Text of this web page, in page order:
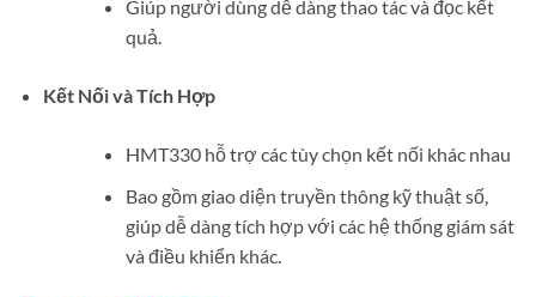
Giúp người dùng dễ dàng thao tác và đọc kết
quả.
Kết Nối và Tích Hợp
HMT330 hỗ trợ các tùy chọn kết nối khác nhau
Bao gồm giao diện truyền thông kỹ thuật số,
giúp dễ dàng tích hợp với các hệ thống giám sát
và điều khiển khác.